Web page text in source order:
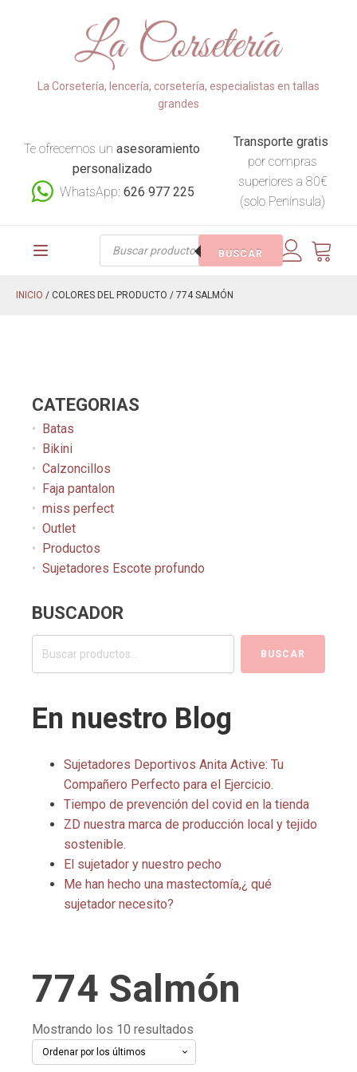
La Corsetería, lencería, corsetería, especialistas en tallas
grandes
Te ofrecemos unasesoramiento
personalizado
WhatsApp:626 977 225
Transporte gratis
por compras
superiores a 80€
(solo Península)
Búsqueda
BUSCAR
INICIO / COLORES DEL PRODUCTO / 774 SALMÓN
CATEGORIAS
Batas
Bikini
Calzoncillos
Faja pantalon
miss perfect
Outlet
Productos
Sujetadores Escote profundo
BUSCADOR
Buscar
BUSCAR
En nuestro Blog
Sujetadores Deportivos Anita Active: Tu
Compañero Perfecto para el Ejercicio.
Tiempo de prevención del covid en la tienda
ZD nuestra marca de producción local y tejido
sostenible.
El sujetador y nuestro pecho
Me han hecho una mastectomía,¿ qué
sujetador necesito?
774 Salmón
Mostrando los 10 resultados
los